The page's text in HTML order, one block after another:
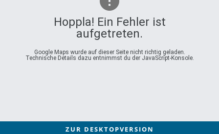
Hoppla! Ein Fehler ist
aufgetreten.
Google Maps wurde auf dieser Seite nicht richtig geladen.
Technische Details dazu entnimmst du der JavaScript-Konsole.
ZUR DESKTOPVERSION